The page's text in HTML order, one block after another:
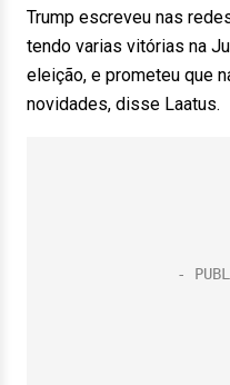
Trump escreveu nas
tendo varias vitórias na
eleição, e prometeu que
novidades, disse Laatus.